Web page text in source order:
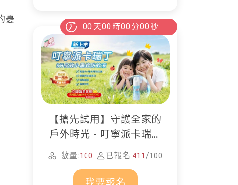
憂
00 天00 時00 分00 秒
【搶先試用】守護全家的
戶外時光 - 叮寧派卡瑞丁
防蚊液
數量:100 已報名:411 /100
我要報名